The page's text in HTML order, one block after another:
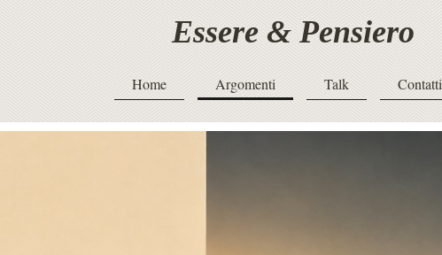
Essere & Pensiero
Home Argomenti Talk Contatti